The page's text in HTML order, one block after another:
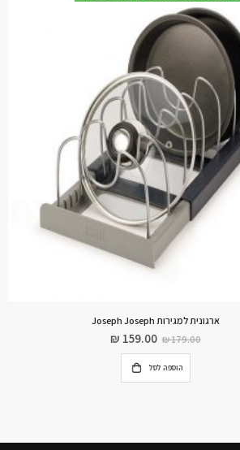
ארגונית למגירות Joseph Joseph
₪179.00
₪159.00
הוספה לסל